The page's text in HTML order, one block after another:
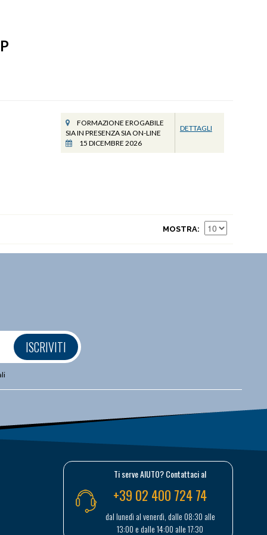
FORMAZIONE EROGABILE
SIA IN PRESENZA SIA ON-LINE
15 DICEMBRE 2026
DETTAGLI
MOSTRA
ISCRIVITI
Ti serve AIUTO? Contattaci al
+39 02 400 724 74
dal lunedì al venerdì, dalle 08:30 alle
13:00 e dalle 14:00 alle 17:30